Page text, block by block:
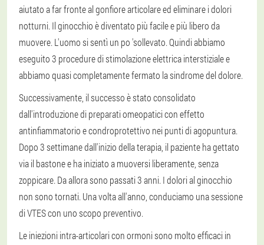
aiutato a far fronte al gonfiore articolare ed eliminare i dolori
notturni. Il ginocchio è diventato più facile e più libero da
muovere. L'uomo si sentì un po 'sollevato. Quindi abbiamo
eseguito 3 procedure di stimolazione elettrica interstiziale e
abbiamo quasi completamente fermato la sindrome del dolore.
Successivamente, il successo è stato consolidato
dall'introduzione di preparati omeopatici con effetto
antinfiammatorio e condroprotettivo nei punti di agopuntura.
Dopo 3 settimane dall'inizio della terapia, il paziente ha gettato
via il bastone e ha iniziato a muoversi liberamente, senza
zoppicare. Da allora sono passati 3 anni. I dolori al ginocchio
non sono tornati. Una volta all'anno, conduciamo una sessione
di VTES con uno scopo preventivo.
Le iniezioni intra-articolari con ormoni sono molto efficaci in